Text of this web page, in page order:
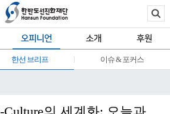
오피니언 소개 후원
한선 브리프 이슈 & 포커스